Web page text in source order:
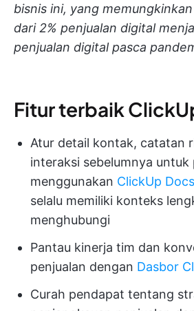
bisnis ini, yang
dari 2% penjualan digital
penjualan digital pasca
Fitur terbaik
Atur detail kontak, catatan
interaksi sebelumnya untuk
menggunakan ClickUp Docs
selalu memiliki konteks
menghubungi
Pantau kinerja tim dan
penjualan dengan Dasbor
Curah pendapat tentang